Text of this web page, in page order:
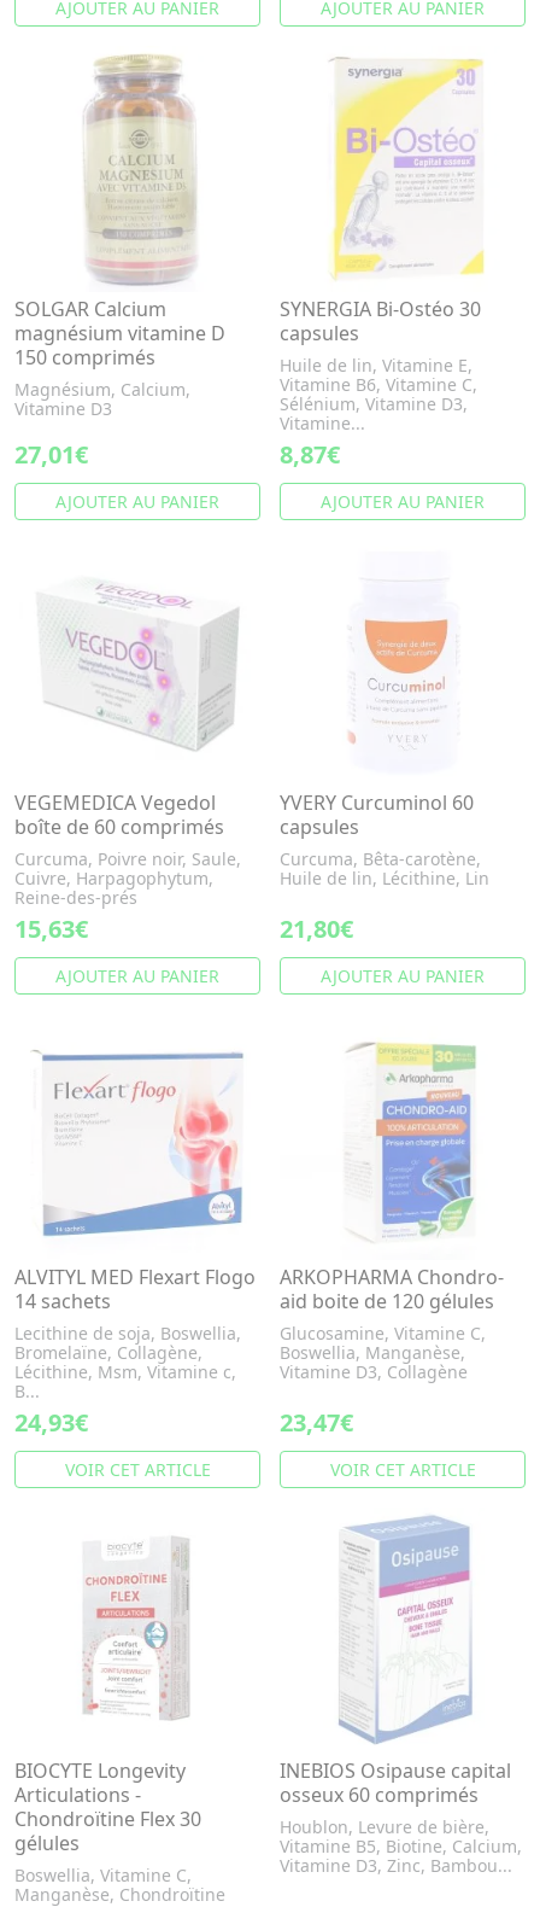
AJOUTER AU PANIER AJOUTER AU PANIER
SOLGAR Calcium
magnésium vitamine D
150 comprimés
Magnésium, Calcium,
Vitamine D3
27,01€
AJOUTER AU PANIER
SYNERGIA Bi-Ostéo 30
capsules
Huile de lin, Vitamine E,
Vitamine B6, Vitamine C,
Sélénium, Vitamine D3,
Vitamine...
8,87€
AJOUTER AU PANIER
VEGEMEDICA Vegedol
boîte de 60 comprimés
Curcuma, Poivre noir, Saule,
Cuivre, Harpagophytum,
Reine-des-prés
15,63€
AJOUTER AU PANIER
YVERY Curcuminol 60
capsules
Curcuma, Bêta-carotène,
Huile de lin, Lécithine, Lin
21,80€
AJOUTER AU PANIER
ALVITYL MED Flexart Flogo
14 sachets
Lecithine de soja, Boswellia,
Bromelaïne, Collagène,
Lécithine, Msm, Vitamine c,
B...
24,93€
VOIR CET ARTICLE
ARKOPHARMA Chondro-
aid boite de 120 gélules
Glucosamine, Vitamine C,
Boswellia, Manganèse,
Vitamine D3, Collagène
23,47€
VOIR CET ARTICLE
BIOCYTE Longevity
Articulations -
Chondroïtine Flex 30
gélules
Boswellia, Vitamine C,
Manganèse, Chondroïtine
INEBIOS Osipause capital
osseux 60 comprimés
Houblon, Levure de bière,
Vitamine B5, Biotine, Calcium,
Vitamine D3, Zinc, Bambou...